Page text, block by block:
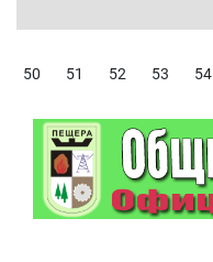
50 51 52 53 54